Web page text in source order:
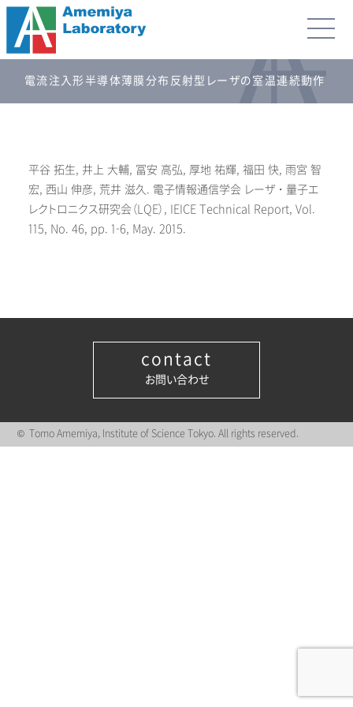
電流注入形半導体薄膜分布反射型レーザの室温連続動作
平谷 拓生, 井上 大輔, 冨安 高弘, 厚地 祐輝, 福田 快, 雨宮 智
宏, 西山 伸彦, 荒井 滋久. 電子情報通信学会 レーザ・量子エ
レクトロニクス研究会（LQE）, IEICE Technical Report, Vol.
115, No. 46, pp. 1-6, May. 2015.
contact
お問い合わせ
© Tomo Amemiya, Institute of Science Tokyo. All rights reserved.